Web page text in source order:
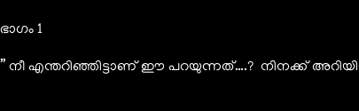
ഭാഗം 1
” നീ എന്തറിഞ്ഞിട്ടാണ് ഈ പറയുന്നത്….? നിനക്ക്